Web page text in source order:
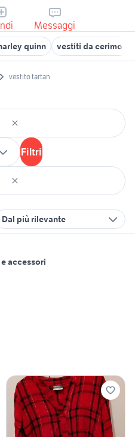
Messaggi
quinn vestiti da
vestito tartan
Filtri
Dal più rilevante
accessori